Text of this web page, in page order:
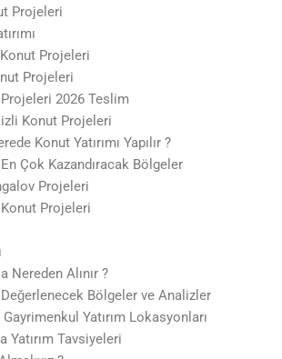
Projeleri
Projeleri
Projeleri
2026 Teslim
Konut Projeleri
Konut Yatırımı Yapılır ?
En Çok Kazandıracak Bölgeler
Projeleri
Projeleri
Nereden Alınır ?
Değerlenecek Bölgeler ve Analizler
Yatırım Lokasyonları
Yatırım Tavsiyeleri